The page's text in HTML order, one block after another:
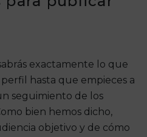
exactamente lo que
hasta que empieces a
seguimiento de los
bien hemos dicho,
objetivo y de cómo